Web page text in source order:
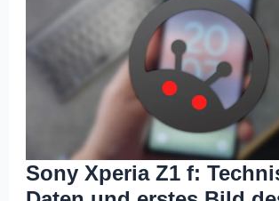
Sony Xperia Z1 f: